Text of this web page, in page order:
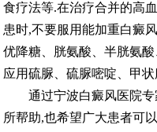
食疗法等.在治疗合并的高
患时,不要服用能加重白癜
优降糖、胱氨酸、半胱氨
应用硫脲、硫脲嘧啶、甲
通过宁波白癜风医院专
所帮助,也希望广大患者可